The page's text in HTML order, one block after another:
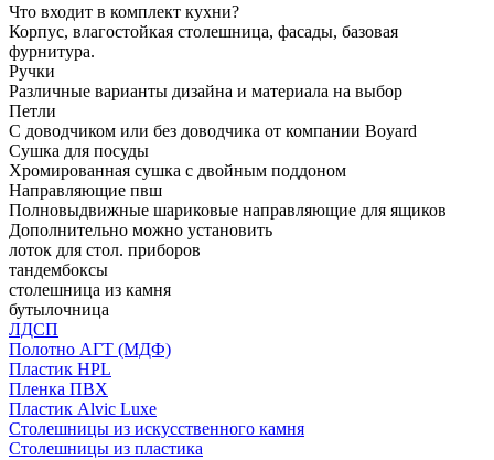
Что входит в комплект кухни?
Корпус, влагостойкая столешница, фасады, базовая
фурнитура.
Ручки
Различные варианты дизайна и материала на выбор
Петли
С доводчиком или без доводчика от компании Boyard
Сушка для посуды
Хромированная сушка с двойным поддоном
Направляющие пвш
Полновыдвижные шариковые направляющие для ящиков
Дополнительно можно установить
лоток для стол. приборов
тандембоксы
столешница из камня
бутылочница
ЛДСП
Полотно АГТ (МДФ)
Пластик HPL
Пленка ПВХ
Пластик Alvic Luxe
Столешницы из искусственного камня
Столешницы из пластика